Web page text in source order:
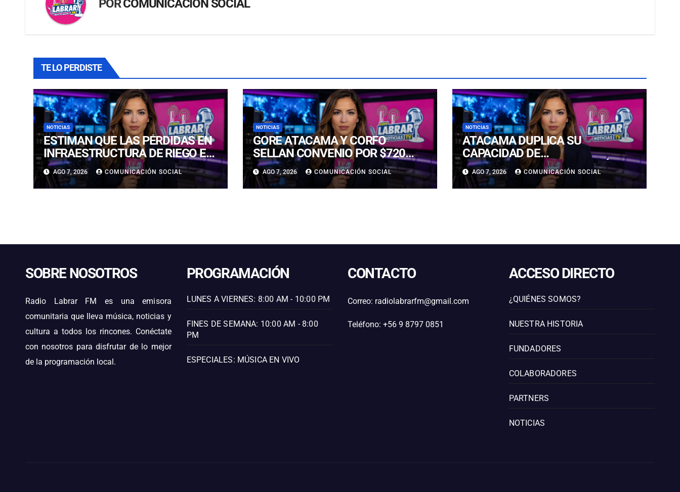
PORCOMUNICACIÓN SOCIAL
TE LO PERDISTE
NOTICIAS
ESTIMAN QUE LAS PÉRDIDAS EN
INFRAESTRUCTURA DE RIEGO EN
LA CUENCA DEL HUASCO SON
MILLONARIAS
AGO 7, 2026 COMUNICACIÓN SOCIAL
NOTICIAS
GORE ATACAMA Y CORFO
SELLAN CONVENIO POR $720
MILLONES PARA LA
REACTIVACIÓN PRODUCTIVA DE
LA REGIÓN
AGO 7, 2026 COMUNICACIÓN SOCIAL
NOTICIAS
ATACAMA DUPLICA SU
CAPACIDAD DE
ALMACENAMIENTO ENERGÉTICO
Y CONSOLIDA SU LIDERAZGO EN
LA TRANSICIÓN ENERGÉTICA
AGO 7, 2026 COMUNICACIÓN SOCIAL
SOBRE NOSOTROS
Radio Labrar FM es una emisora
comunitaria que lleva música, noticias y
cultura a todos los rincones. Conéctate
con nosotros para disfrutar de lo mejor
de la programación local.
PROGRAMACIÓN
LUNES A VIERNES: 8:00 AM - 10:00 PM
FINES DE SEMANA: 10:00 AM - 8:00
PM
ESPECIALES: MÚSICA EN VIVO
CONTACTO
Correo: radiolabrarfm@gmail.com
Teléfono: +56 9 8797 0851
ACCESO DIRECTO
¿QUIÉNES SOMOS?
NUESTRA HISTORIA
FUNDADORES
COLABORADORES
PARTNERS
NOTICIAS